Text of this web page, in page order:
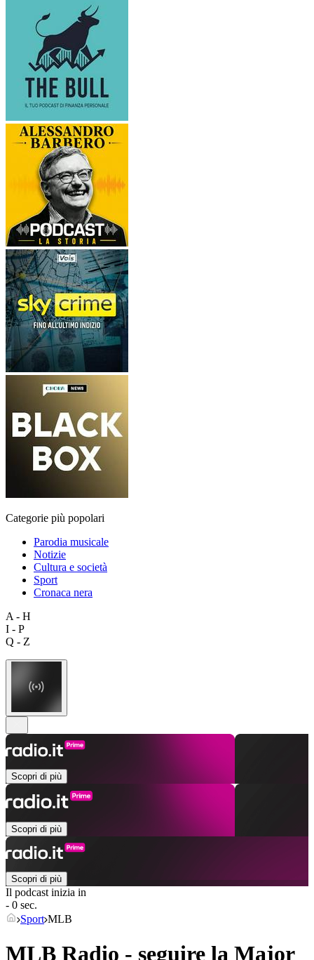
Categorie più popolari
Parodia musicale
Notizie
Cultura e società
Sport
Cronaca nera
A - H
I - P
Q - Z
Scopri di più
Scopri di più
Scopri di più
Il podcast inizia in
- 0 sec.
Sport MLB
MLB Radio - seguire la Major